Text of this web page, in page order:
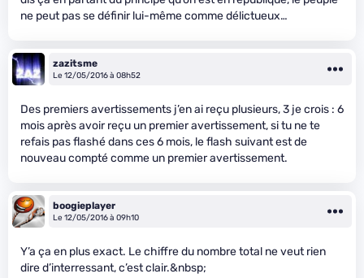
ne peut pas se définir lui-même comme délictueux…
zazitsme
Le 12/05/2016 à 08h52
Des premiers avertissements j’en ai reçu plusieurs, 3 je crois : 6
mois après avoir reçu un premier avertissement, si tu ne te
refais pas flashé dans ces 6 mois, le flash suivant est de
nouveau compté comme un premier avertissement.
boogieplayer
Le 12/05/2016 à 09h10
Y’a ça en plus exact. Le chiffre du nombre total ne veut rien
dire d’interressant, c’est clair.&nbsp;